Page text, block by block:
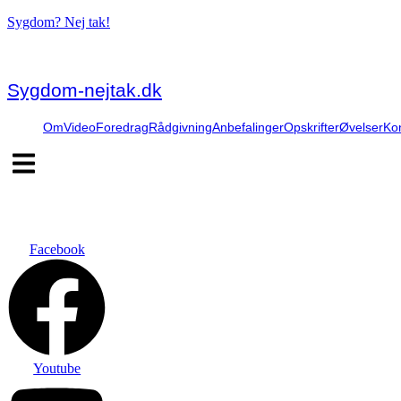
Sygdom? Nej tak!
Sygdom-nejtak.dk
OmVideoForedragRådgivningAnbefalingerOpskrifterØvelser
Hamburger
Toggle
Facebook
Youtube